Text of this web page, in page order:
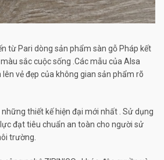
từ Pari dòng sản phẩm sàn gỗ Pháp kết
sắc cuộc sống .Các mẫu của Alsa
vẻ đẹp của không gian sản phẩm rõ
thiết kế hiện đại mới nhất . Sử dụng
lực đạt tiêu chuẩn an toàn cho người sử
trường.